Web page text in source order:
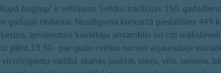
Augšup” ir veltījums Svētku tradīcijas 150.
gaišajai rītdienai. Noslēguma koncertā piedalīsies 449
apvienotais koklētāju ansamblis un citi
plkst.19.30 - par godu svētku norisei atjaunotajā
vadībā skanēs jauktie, sievu, vīru, senioru,